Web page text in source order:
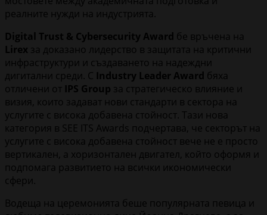
реалните нужди на индустрията.
Digital Trust & Cybersecurity Award бе връчена на
Lirex за доказано лидерство в защитата на критични
инфраструктури и създаването на надеждни
дигитални среди. С Industry Leader Award бяха
отличени от IPS Group за стратегическо влияние и
визия, които задават нови стандарти в сектора на
услугите с висока добавена стойност. Тази нова
категория в SEE ITS Awards подчертава, че секторът на
услугите с висока добавена стойност вече не е просто
вертикален, а хоризонтален двигател, който оформя и
подпомага развитието на всички икономически
сфери.
Водеща на церемонията беше популярната певица и